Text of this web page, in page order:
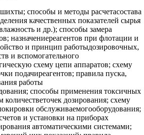
способы и методы расчетасостава
качественных показателей сырья
и др.); способы замера
назначениереагентов при флотации и
и принцип работыдозировочных,
и вспомогательного
схему цепи аппаратов; схему
подачиреагентов; правила пуска,
работы
способы применения токсичных
дозирования; схему
обслуживаемогооборудования;
и установки на приборах
автоматическими системами;